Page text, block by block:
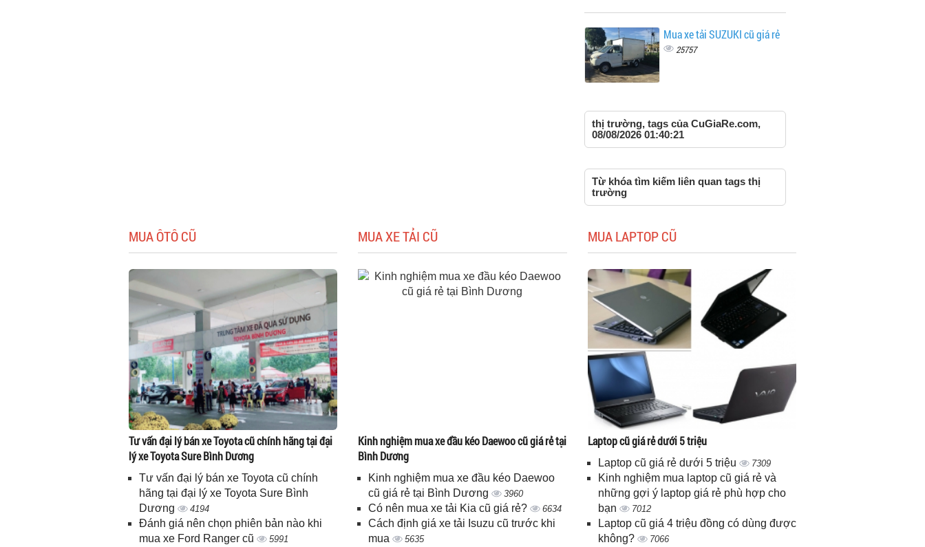
Mua xe tải SUZUKI cũ giá rẻ
25757
thị trường, tags của CuGiaRe.com,
08/08/2026 01:40:21
Từ khóa tìm kiếm liên quan tags thị
trường
MUA ÔTÔ CŨ
Tư vấn đại lý bán xe Toyota cũ chính hãng tại đại
lý xe Toyota Sure Bình Dương
Tư vấn đại lý bán xe Toyota cũ chính
hãng tại đại lý xe Toyota Sure Bình
Dương
4194
Đánh giá nên chọn phiên bản nào khi
mua xe Ford Ranger cũ
5991
MUA XE TẢI CŨ
Kinh nghiệm mua xe đầu kéo Daewoo cũ giá rẻ tại
Bình Dương
Kinh nghiệm mua xe đầu kéo Daewoo
cũ giá rẻ tại Bình Dương
3960
Có nên mua xe tải Kia cũ giá rẻ? 6634
Cách định giá xe tải Isuzu cũ trước khi
mua
5635
MUA LAPTOP CŨ
Laptop cũ giá rẻ dưới 5 triệu
Laptop cũ giá rẻ dưới 5 triệu 7309
Kinh nghiệm mua laptop cũ giá rẻ và
những gợi ý laptop giá rẻ phù hợp cho
bạn
7012
Laptop cũ giá 4 triệu đồng có dùng được
không?
7066